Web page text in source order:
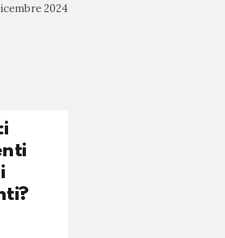
2024